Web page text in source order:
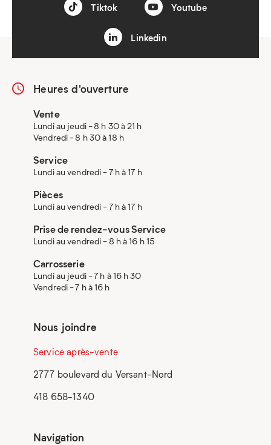
Tiktok Youtube
Linkedin
Heures d'ouverture
Vente
Lundi au jeudi - 8 h 30 à 21 h
Vendredi - 8 h 30 à 18 h
Service
Lundi au vendredi - 7 h à 17 h
Pièces
Lundi au vendredi - 7 h à 17 h
Prise de rendez-vous Service
Lundi au vendredi - 8 h à 16 h 15
Carrosserie
Lundi au jeudi - 7 h à 16 h 30
Vendredi - 7 h à 16 h
Nous joindre
Service après-vente
2777 boulevard du Versant-Nord
418 658-1340
Navigation